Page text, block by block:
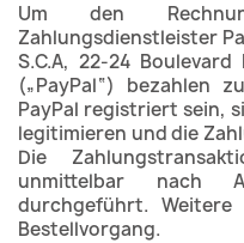
Um den
Zahlungsdienstleister
S.C.A, 22-24
(„PayPal“) bezahlen
PayPal registriert sein,
legitimieren und die
Die
unmittelbar nach
durchgeführt.
Bestellvorgang.